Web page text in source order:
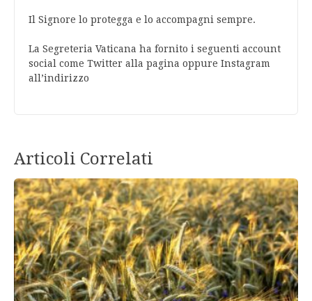
Il Signore lo protegga e lo accompagni sempre.
La Segreteria Vaticana ha fornito i seguenti account
social come Twitter alla pagina oppure Instagram
all’indirizzo
Articoli Correlati